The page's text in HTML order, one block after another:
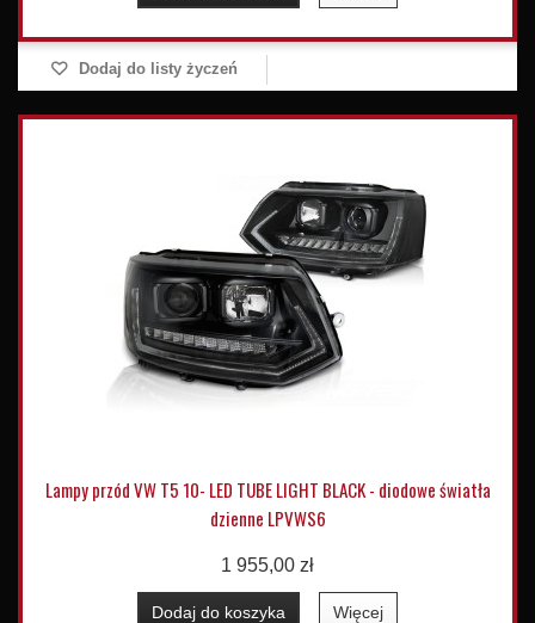
Dodaj do listy życzeń
Lampy przód VW T5 10- LED TUBE LIGHT BLACK - diodowe światła
dzienne LPVWS6
1 955,00 zł
Dodaj do koszyka Więcej